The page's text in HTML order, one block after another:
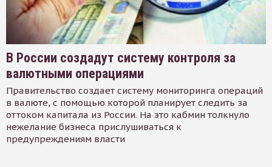
В России создадут систему контроля за
валютными операциями
Правительство создает систему мониторинга операций
в валюте, с помощью которой планирует следить за
оттоком капитала из России. На это кабмин толкнуло
нежелание бизнеса прислушиваться к
предупреждениям власти